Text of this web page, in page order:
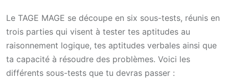
Le TAGE MAGE se découpe en six sous-tests, réunis en
trois parties qui visent à tester tes aptitudes au
raisonnement logique, tes aptitudes verbales ainsi que
ta capacité à résoudre des problèmes. Voici les
différents sous-tests que tu devras passer :